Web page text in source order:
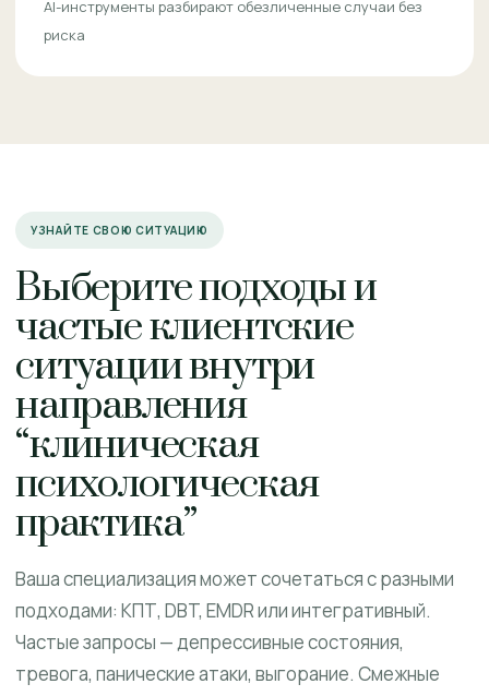
AI-инструменты разбирают обезличенные случаи без
риска
УЗНАЙТЕ СВОЮ СИТУАЦИЮ
Выберите подходы и
частые клиентские
ситуации внутри
направления
“клиническая
психологическая
практика”
Ваша специализация может сочетаться с разными
подходами: КПТ, DBT, EMDR или интегративный.
Частые запросы — депрессивные состояния,
тревога, панические атаки, выгорание. Смежные